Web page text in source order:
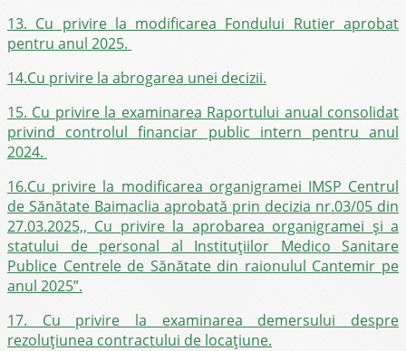
13. Cu privire la modificarea Fondului Rutier aprobat
pentru anul 2025.
14.Cu privire la abrogarea unei decizii.
15. Cu privire la examinarea Raportului anual consolidat
privind controlul financiar public intern pentru anul
2024.
16.Cu privire la modificarea organigramei IMSP Centrul
de Sănătate Baimaclia aprobată prin decizia nr.03/05 din
27.03.2025,, Cu privire la aprobarea organigramei și a
statului de personal al Instituţiilor Medico Sanitare
Publice Centrele de Sănătate din raionulul Cantemir pe
anul 2025”.
17. Cu privire la examinarea demersului despre
rezoluțiunea contractului de locațiune.